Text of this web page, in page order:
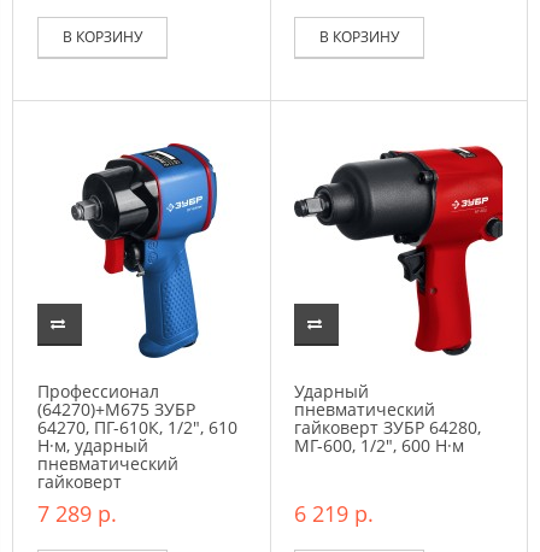
В КОРЗИНУ В КОРЗИНУ
Профессионал
(64270)+M675 ЗУБР
64270, ПГ-610К, 1/2″, 610
Н·м, ударный
пневматический
гайковерт
7 289 р.
Ударный
пневматический
гайковерт ЗУБР 64280,
МГ-600, 1/2″, 600 Н·м
6 219 р.